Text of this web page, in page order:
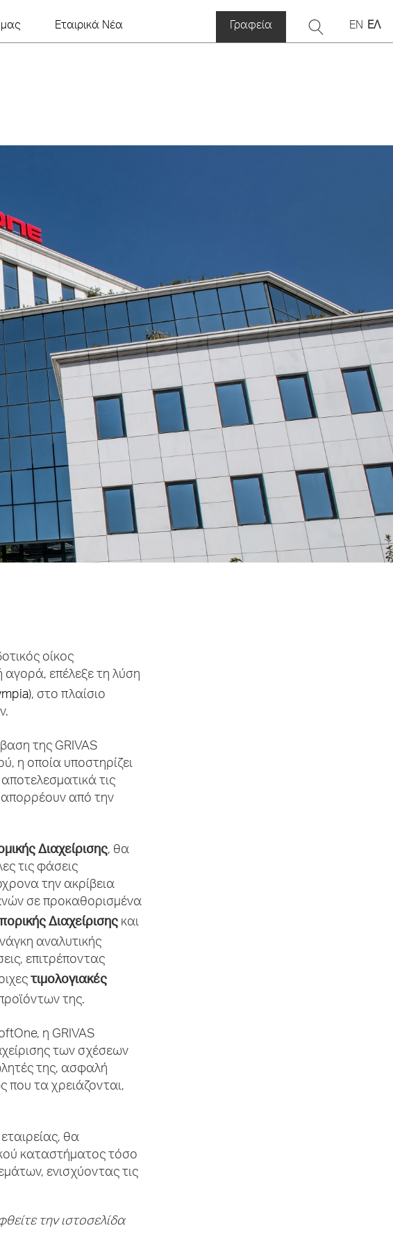
μας Εταιρικά Νέα Γραφεία EN ΕΛ
οίκος
αγορά, επέλεξε τη λύση
), στο πλαίσιο
της GRIVAS
η οποία υποστηρίζει
τις
απορρέουν από την
Διαχείρισης, θα
τις φάσεις
την ακρίβεια
σε προκαθορισμένα
Διαχείρισης και
αναλυτικής
επιτρέποντας
τιμολογιακές
της.
η GRIVAS
των σχέσεων
της, ασφαλή
που τα χρειάζονται,
θα
καταστήματος τόσο
ενισχύοντας τις
την ιστοσελίδα